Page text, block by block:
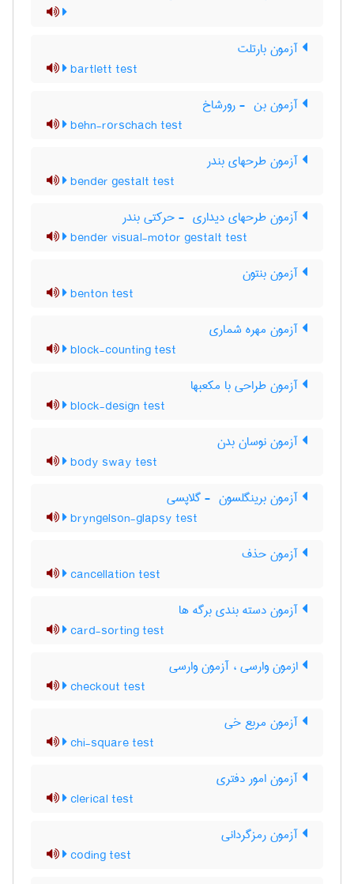
آزمون بارتلت
bartlett test
آزمون بن ‎ - رورشاخ
behn-rorschach test
آزمون طرحهای بندر
bender gestalt test
آزمون طرحهای دیداری ‎ - حرکتی بندر
bender visual-motor gestalt test
آزمون بنتون
benton test
آزمون مهره شماری
block-counting test
آزمون طراحی با مکعبها
block-design test
آزمون نوسان بدن
body sway test
آزمون برینگلسون ‎ - گلاپسی
bryngelson-glapsy test
آزمون حذف
cancellation test
آزمون دسته بندی برگه ها
card-sorting test
ازمون وارسی ، آزمون وارسی
checkout test
آزمون مربع خی
chi-square test
آزمون امور دفتری
clerical test
آزمون رمزگردانی
coding test